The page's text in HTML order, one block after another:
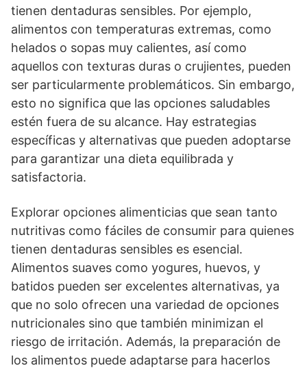
tienen dentaduras sensibles. Por ejemplo,
alimentos con temperaturas extremas, como
helados o sopas muy calientes, así como
aquellos con texturas duras o crujientes, pueden
ser particularmente problemáticos. Sin embargo,
esto no significa que las opciones saludables
estén fuera de su alcance. Hay estrategias
específicas y alternativas que pueden adoptarse
para garantizar una dieta equilibrada y
satisfactoria.
Explorar opciones alimenticias que sean tanto
nutritivas como fáciles de consumir para quienes
tienen dentaduras sensibles es esencial.
Alimentos suaves como yogures, huevos, y
batidos pueden ser excelentes alternativas, ya
que no solo ofrecen una variedad de opciones
nutricionales sino que también minimizan el
riesgo de irritación. Además, la preparación de
los alimentos puede adaptarse para hacerlos